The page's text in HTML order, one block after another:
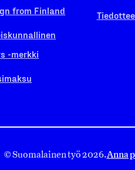
from Finland
-merkki
© Suomalainen työ 2026.Anna